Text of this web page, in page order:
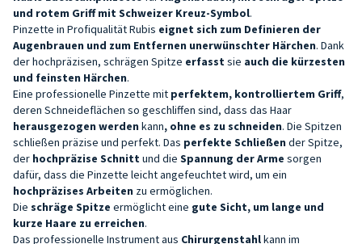
und rotem Griff mit Schweizer Kreuz-Symbol.
Pinzette in ProfiqualitätRubis eignet sich zum Definieren der
Augenbrauen und zum Entfernen unerwünschter Härchen. Dank
der hochpräzisen, schrägen Spitze erfasst sie auch die kürzesten
und feinsten Härchen.
Eine professionelle Pinzette mit perfektem, kontrolliertem Griff,
deren Schneideflächen so geschliffen sind, dass das Haar
herausgezogen werden kann, ohne es zu schneiden. Die Spitzen
schließen präzise und perfekt. Das perfekte Schließen der Spitze,
der hochpräzise Schnitt und die Spannung der Arme sorgen
dafür, dass die Pinzette leicht angefeuchtet wird, um ein
hochpräzises Arbeiten zu ermöglichen.
Die schräge Spitze ermöglicht eine gute Sicht, um lange und
kurze Haare zu erreichen.
Das professionelle Instrument aus Chirurgenstahlkann im